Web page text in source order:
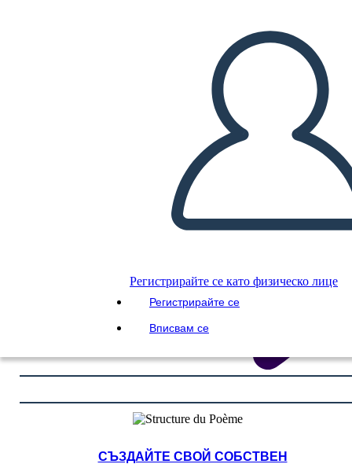
Регистрирайте се като физическо лице
Регистрирайте се
Вписвам се
ЧЕТИ МИ
СЪЗДАЙТЕ СВОЙ СОБСТВЕН